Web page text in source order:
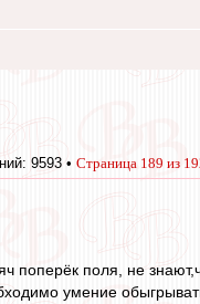
9593 • Страница 189 из
поперёк поля, не
умение